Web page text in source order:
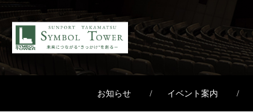
お知らせ イベント案内